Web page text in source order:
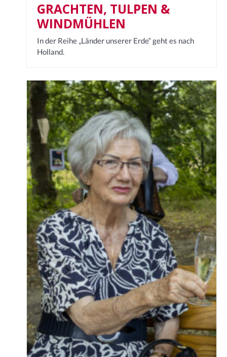
GRACHTEN, TULPEN &
WINDMÜHLEN
In der Reihe „Länder unserer Erde“ geht es nach
Holland.